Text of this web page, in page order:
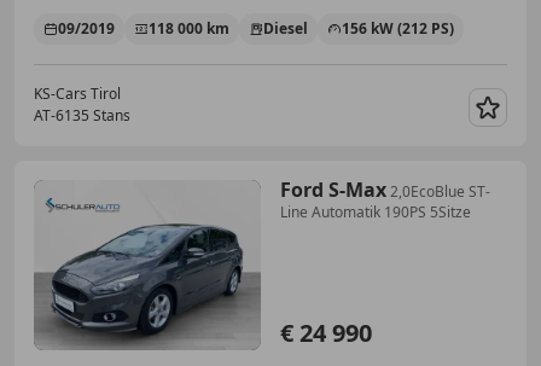
09/2019 118 000 km Diesel 156 kW (212 PS)
KS-Cars Tirol
AT-6135 Stans
Ford S-Max2,0EcoBlue ST-
Line Automatik 190PS 5Sitze
€ 24 990